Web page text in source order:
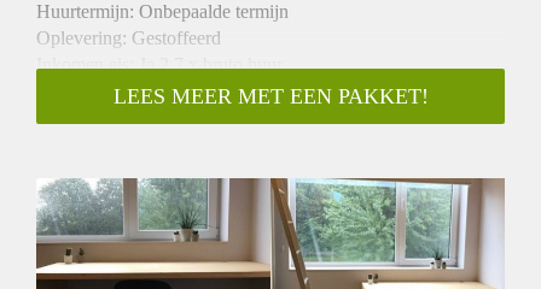
Huurtermijn: Onbepaalde termijn
Oplevering: Gestoffeerd
Inkomen eis: Ja 2,7 x bruto huur
Garantiestelling mogelijk: Ja
Borg: 1 maand
Gedeelde keuken: Nee
Gedeelde Douche: Nee
Gedeelde woonkamer: Nee
Huisgenoten: Nee
LEES MEER MET EEN PAKKET!